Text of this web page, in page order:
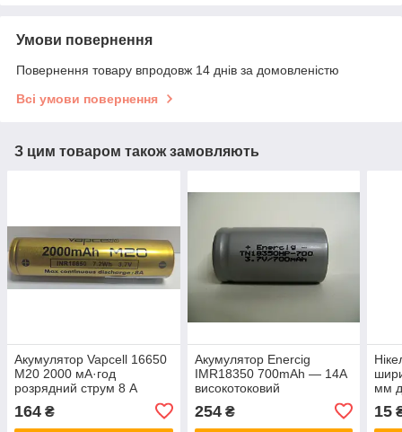
Умови повернення
Повернення товару впродовж 14 днів за домовленістю
Всі умови повернення
З цим товаром також замовляють
Акумулятор Vapcell 16650
M20 2000 мА·год
розрядний струм 8 А
164 ₴
Акумулятор Enercig
IMR18350 700mAh — 14A
високотоковий
254₴
мм
15